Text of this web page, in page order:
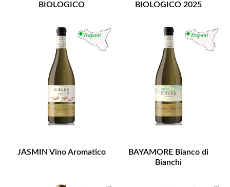
BIOLOGICO
BIOLOGICO 2025
JASMIN Vino Aromatico
BAYAMORE Bianco di
Bianchi